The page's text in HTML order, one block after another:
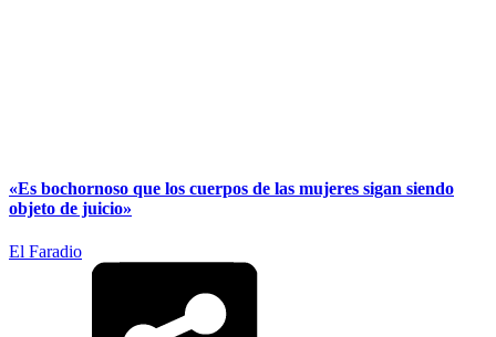
«Es bochornoso que los cuerpos de las mujeres sigan siendo
objeto de juicio»
El Faradio